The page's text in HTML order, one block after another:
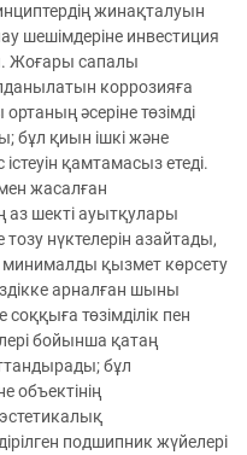
жинақталуын
шешімдеріне инвестиция
Жоғары сапалы
коррозияға
әсеріне төзімді
бұл қиын ішкі және
қамтамасыз етеді.
жасалған
аз шекті ауытқулары
нүктелерін азайтады,
минималды қызмет көрсету
арналған шыны
соққыға төзімділік пен
бойынша қатаң
бұл
объектінің
подшипник жүйелері